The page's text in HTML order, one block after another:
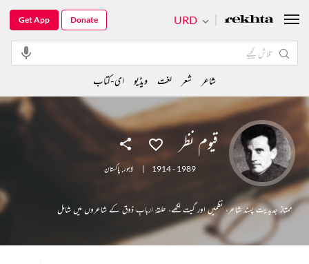
قیوم نظر
1914 - 1989
| لاہور, پاکستان
ممتاز جدیدیت پسند شاعر، نظمیں اور گیت لکھے، حلقۂ اربابِ ذوق کے شاعروں میں شامل
URD
Get App Donate
شاعر شعر لغت ویڈیو ای-کتاب